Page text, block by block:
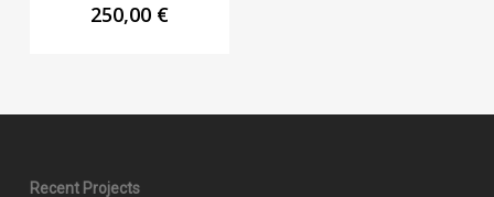
250,00 €
Recent Projects